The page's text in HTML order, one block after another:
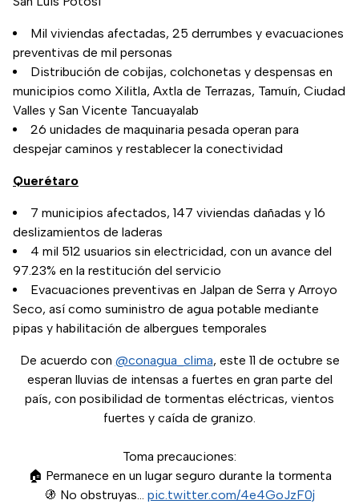
Mil viviendas afectadas, 25 derrumbes y evacuaciones
preventivas de mil personas
Distribución de cobijas, colchonetas y despensas en
municipios como Xilitla, Axtla de Terrazas, Tamuín, Ciudad
Valles y San Vicente Tancuayalab
26 unidades de maquinaria pesada operan para
despejar caminos y restablecer la conectividad
Querétaro
7 municipios afectados, 147 viviendas dañadas y 16
deslizamientos de laderas
4 mil 512 usuarios sin electricidad, con un avance del
97.23% en la restitución del servicio
Evacuaciones preventivas en Jalpan de Serra y Arroyo
Seco, así como suministro de agua potable mediante
pipas y habilitación de albergues temporales
De acuerdo con @conagua_clima, este 11 de octubre se
esperan lluvias de intensas a fuertes en gran parte del
país, con posibilidad de tormentas eléctricas, vientos
fuertes y caída de granizo.
Toma precauciones:
🏠 Permanece en un lugar seguro durante la tormenta
🚯 No obstruyas… pic.twitter.com/4e4GoJzF0j